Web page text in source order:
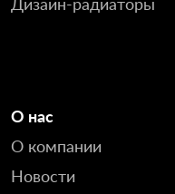
О нас
О компании
Новости